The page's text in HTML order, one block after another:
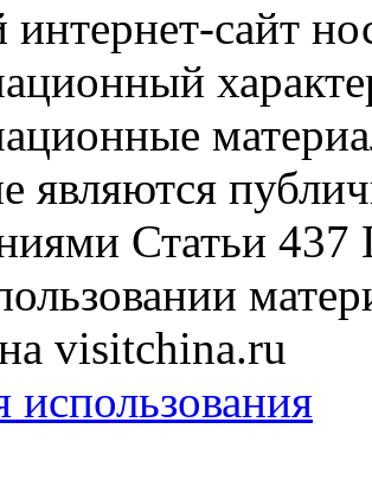
сайт
являются
Статьи 437
visitchina.ru
использования